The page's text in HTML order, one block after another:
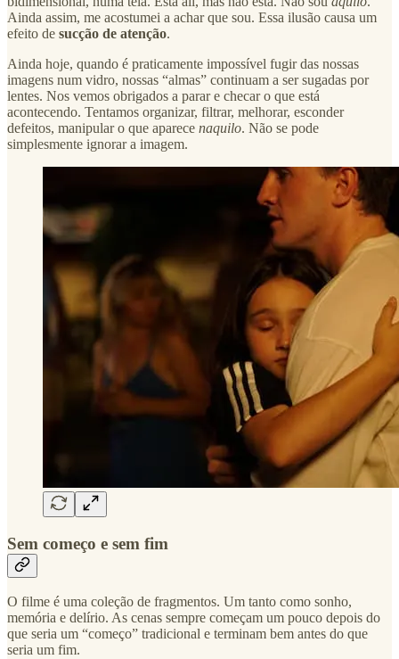
Ainda assim, me acostumei a achar que sou. Essa ilusão causa um
efeito de sucção de atenção.
Ainda hoje, quando é praticamente impossível fugir das nossas
imagens num vidro, nossas “almas” continuam a ser sugadas por
lentes. Nos vemos obrigados a parar e checar o que está
acontecendo. Tentamos organizar, filtrar, melhorar, esconder
defeitos, manipular o que aparece naquilo. Não se pode
simplesmente ignorar a imagem.
Sem começo e sem fim
O filme é uma coleção de fragmentos. Um tanto como sonho,
memória e delírio. As cenas sempre começam um pouco depois do
que seria um “começo” tradicional e terminam bem antes do que
seria um fim.